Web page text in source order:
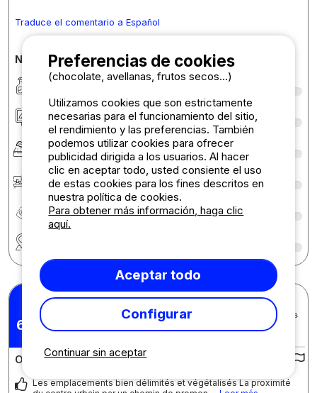
Traduce el comentario a Español
Notas detalladas sobre el camping
Limpieza
Alojamiento/Parcela
Confort
Recepción
Relación calidad/precio
6,71/10
Bruno L.
Publicado el 05/06/2026
Estancia : 02/06/2026 -
04/06/2026
Opiniones sobre el camping :
Les emplacements bien délimités et végétalisés La proximité
Continuar sin aceptar
Preferencias de cookies
(chocolate, avellanas, frutos secos...)
Utilizamos cookies que son estrictamente
necesarias para el funcionamiento del sitio,
el rendimiento y las preferencias. También
podemos utilizar cookies para ofrecer
publicidad dirigida a los usuarios. Al hacer
clic en aceptar todo, usted consiente el uso
de estas cookies para los fines descritos en
nuestra política de cookies.
Para obtener más información, haga clic
aquí.
Aceptar todo
Configurar